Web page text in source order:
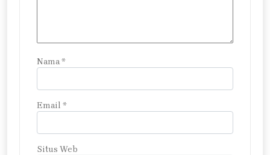
Nama*
Email *
Situs Web